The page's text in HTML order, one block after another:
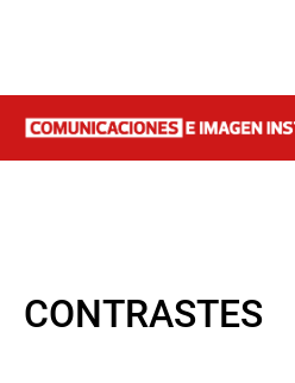
CONTRASTES